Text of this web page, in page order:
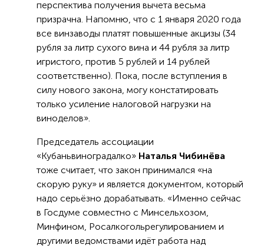
перспектива получения вычета весьма
призрачна. Напомню, что с 1 января 2020 года
все винзаводы платят повышенные акцизы (34
рубля за литр сухого вина и 44 рубля за литр
игристого, против 5 рублей и 14 рублей
соответственно). Пока, после вступления в
силу нового закона, могу констатировать
только усиление налоговой нагрузки на
виноделов».
Председатель ассоциации
«Кубаньвиноградалко» Наталья Чибинёва
тоже считает, что закон принимался «на
скорую руку» и является документом, который
надо серьёзно дорабатывать. «Именно сейчас
в Госдуме совместно с Минсельхозом,
Минфином, Росалкогольрегулированием и
другими ведомствами идёт работа над